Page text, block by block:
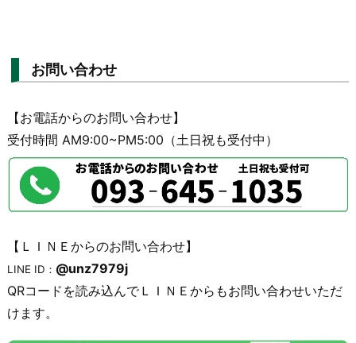
お問い合わせ
【お電話からのお問い合わせ】
受付時間 AM9:00~PM5:00（土日祝も受付中）
【ＬＩＮＥからのお問い合わせ】
LINE ID： @unz7979j
QRコードを読み込んでＬＩＮＥからもお問い合わせいただ
けます。